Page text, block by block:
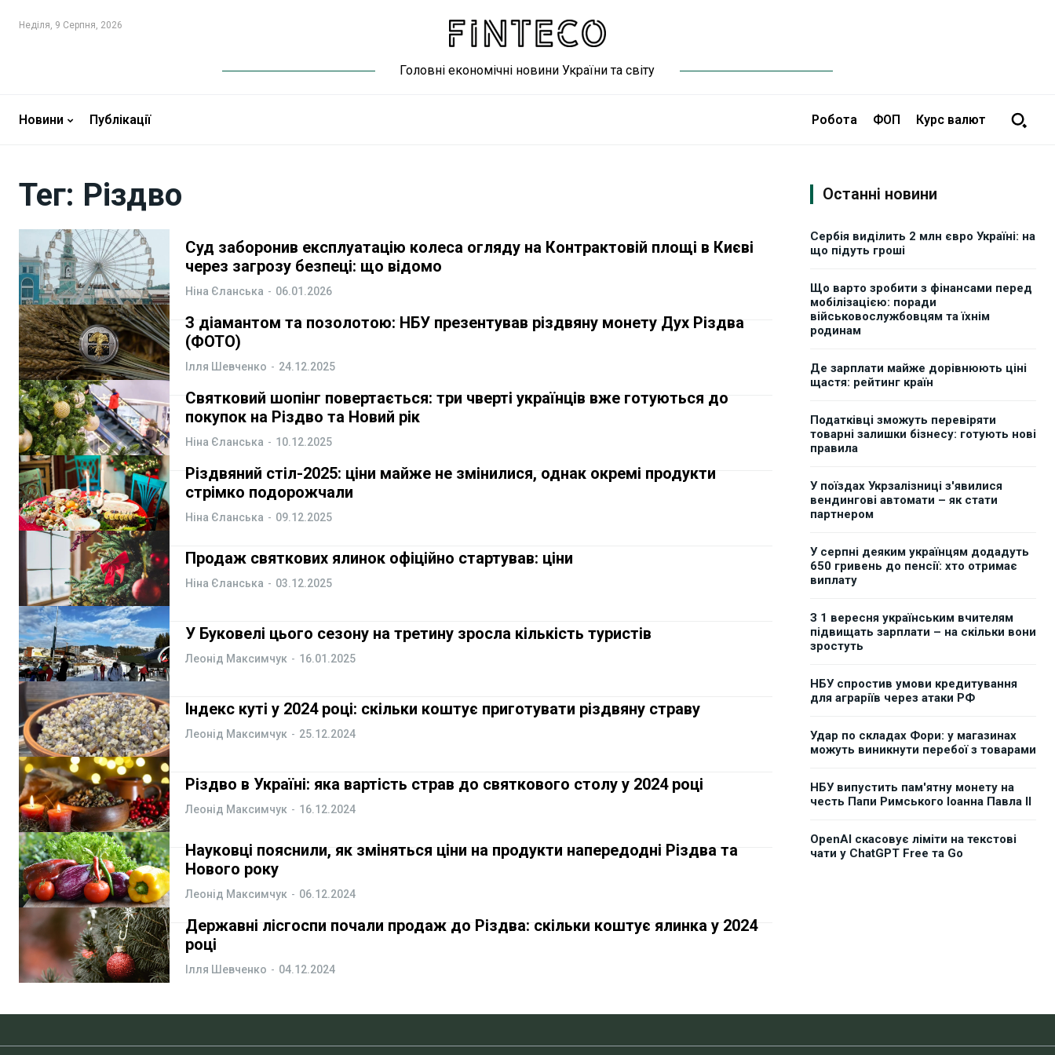
Бізнес
Валютний ринок
Криптовалюта
Робота і освіта
Публікації
ФОП
Курс валют
Ми в соц. мережах
Бізнес
Валютний ринок
Криптовалюта
Робота і освіта
Публікації
ФОП
Курс валют
Ми в соц. мережах
Неділя, 9 Серпня, 2026
Головні економічні новини України та світу
Новини Публікації Робота ФОП Курс валют
Тег: Різдво
Суд заборонив експлуатацію колеса огляду на Контрактовій площі в Києві
через загрозу безпеці: що відомо
Ніна Єланська - 06.01.2026
З діамантом та позолотою: НБУ презентував різдвяну монету Дух Різдва
(ФОТО)
Ілля Шевченко - 24.12.2025
Святковий шопінг повертається: три чверті українців вже готуються до
покупок на Різдво та Новий рік
Ніна Єланська - 10.12.2025
Різдвяний стіл-2025: ціни майже не змінилися, однак окремі продукти
стрімко подорожчали
Ніна Єланська - 09.12.2025
Продаж святкових ялинок офіційно стартував: ціни
Ніна Єланська - 03.12.2025
У Буковелі цього сезону на третину зросла кількість туристів
Леонід Максимчук - 16.01.2025
Індекс куті у 2024 році: скільки коштує приготувати різдвяну страву
Леонід Максимчук - 25.12.2024
Різдво в Україні: яка вартість страв до святкового столу у 2024 році
Леонід Максимчук - 16.12.2024
Науковці пояснили, як зміняться ціни на продукти напередодні Різдва та
Нового року
Леонід Максимчук - 06.12.2024
Державні лісгоспи почали продаж до Різдва: скільки коштує ялинка у 2024
році
Ілля Шевченко - 04.12.2024
Останні новини
Сербія виділить 2 млн євро Україні: на
що підуть гроші
Що варто зробити з фінансами перед
мобілізацією: поради
військовослужбовцям та їхнім
родинам
Де зарплати майже дорівнюють ціні
щастя: рейтинг країн
Податківці зможуть перевіряти
товарні залишки бізнесу: готують нові
правила
У поїздах Укрзалізниці з'явилися
вендингові автомати – як стати
партнером
У серпні деяким українцям додадуть
650 гривень до пенсії: хто отримає
виплату
З 1 вересня українським вчителям
підвищать зарплати – на скільки вони
зростуть
НБУ спростив умови кредитування
для аграріїв через атаки РФ
Удар по складах Фори: у магазинах
можуть виникнути перебої з товарами
НБУ випустить пам'ятну монету на
честь Папи Римського Іоанна Павла II
OpenAI скасовує ліміти на текстові
чати у ChatGPT Free та Go